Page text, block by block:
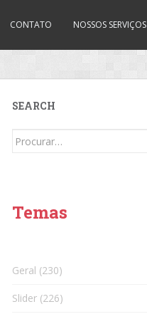
CONTATO NOSSOS SERVIÇOS
SEARCH
Search
Temas
Geral (230)
Slider (226)